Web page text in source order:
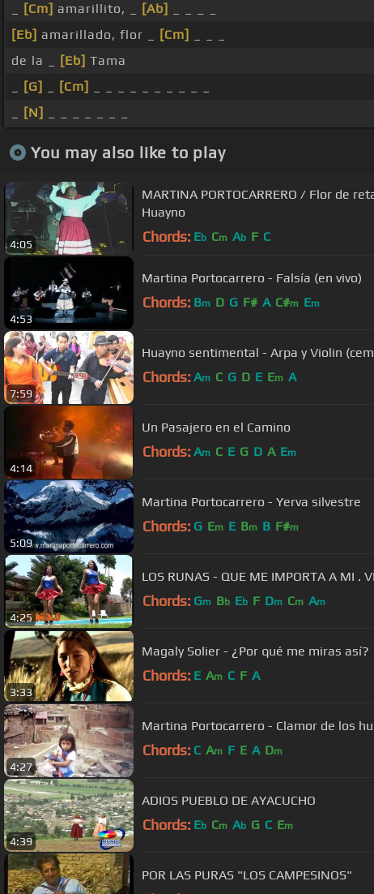
[Cm] amarillito, _ [Ab]
[Eb] amarillado, flor _ [Cm]
de la _
[Eb] Tama
[G] [Cm]
[N]
You may also like to play
4:05
MARTINA PORTOCARRERO / Flor de
Huayno
Chords: Eb Cm Ab F C
4:53
Martina Portocarrero - Falsía (en vivo)
Chords: Bm D G F# A C#m Em
7:59
Huayno sentimental - Arpa y Violin
Chords: Am C G D E Em A
4:14
Un Pasajero en el Camino
Chords: Am C E G D A Em
5:09
Martina Portocarrero - Yerva silvestre
Chords: G Em E Bm B F#m
4:25
LOS RUNAS - QUE ME IMPORTA A MI .
Chords: Gm Bb Eb F Dm Cm Am
3:33
Magaly Solier - ¿Por qué me miras así?
Chords: E Am C F A
4:27
Martina Portocarrero - Clamor de los
Chords: C Am F E A Dm
4:39
ADIOS PUEBLO DE AYACUCHO
Chords: Eb Cm Ab G C Em
POR LAS PURAS "LOS CAMPESINOS"